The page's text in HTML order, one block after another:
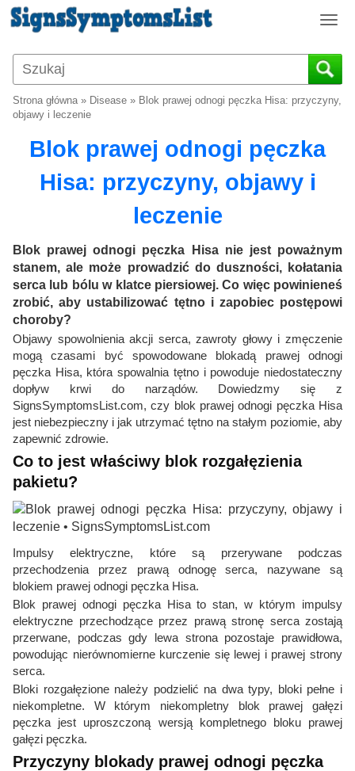
T
g
g
e
i
o
n
Strona główna» Disease » Blok prawej odnogi pęczka Hisa: przyczyny,
objawy i leczenie
Blok prawej odnogi pęczka
Hisa: przyczyny, objawy i
leczenie
Blok prawej odnogi pęczka Hisa nie jest poważnym
stanem, ale może prowadzić do duszności, kołatania
serca lub bólu w klatce piersiowej. Co więc powinieneś
zrobić, aby ustabilizować tętno i zapobiec postępowi
choroby?
Objawy spowolnienia akcji serca, zawroty głowy i zmęczenie
mogą czasami być spowodowane blokadą prawej odnogi
pęczka Hisa, która spowalnia tętno i powoduje niedostateczny
dopływ krwi do narządów. Dowiedzmy się z
SignsSymptomsList.com, czy blok prawej odnogi pęczka Hisa
jest niebezpieczny i jak utrzymać tętno na stałym poziomie, aby
zapewnić zdrowie.
Co to jest właściwy blok rozgałęzienia
pakietu?
Impulsy elektryczne, które są przerywane podczas
przechodzenia przez prawą odnogę serca, nazywane są
blokiem prawej odnogi pęczka Hisa.
Blok prawej odnogi pęczka Hisa to stan, w którym impulsy
elektryczne przechodzące przez prawą stronę serca zostają
przerwane, podczas gdy lewa strona pozostaje prawidłowa,
powodując nierównomierne kurczenie się lewej i prawej strony
serca.
Bloki rozgałęzione należy podzielić na dwa typy, bloki pełne i
niekompletne. W którym niekompletny blok prawej gałęzi
pęczka jest uproszczoną wersją kompletnego bloku prawej
gałęzi pęczka.
Przyczyny blokady prawej odnogi pęczka